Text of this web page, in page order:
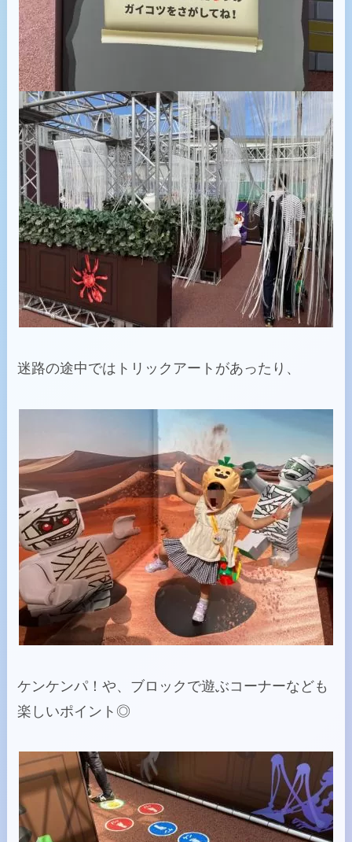
迷路の途中ではトリックアートがあったり、
ケンケンパ！や、ブロックで遊ぶコーナーなども
楽しいポイント◎